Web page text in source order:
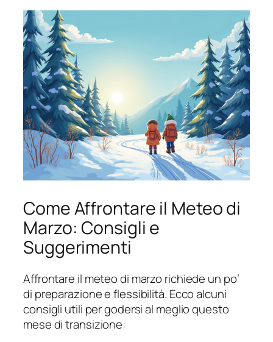
Come Affrontare il Meteo di
Marzo: Consigli e
Suggerimenti
Affrontare il meteo di marzo richiede un po’
di preparazione e flessibilità. Ecco alcuni
consigli utili per godersi al meglio questo
mese di transizione: